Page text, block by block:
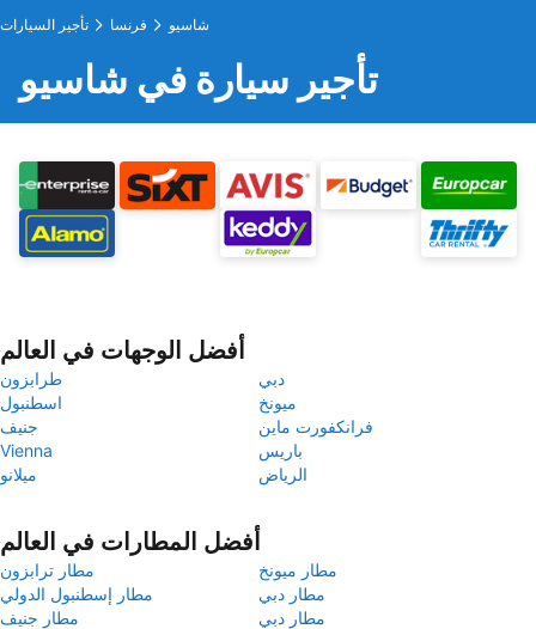
تأجير السيارات فرنسا شاسيو
تأجير سيارة في شاسيو
أفضل الوجهات في العالم
طرابزون
دبي
اسطنبول
ميونخ
جنيف
فرانكفورت ماين
Vienna
باريس
ميلانو
الرياض
أفضل المطارات في العالم
مطار ترابزون
مطار ميونخ
مطار إسطنبول الدولي
مطار دبي
مطار جنيف
مطار دبي